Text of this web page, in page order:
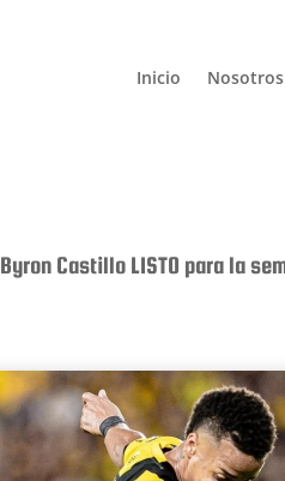
Inicio Nosotros
Byron Castillo LISTO para la